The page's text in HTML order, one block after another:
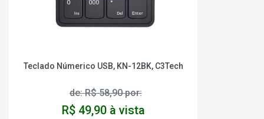
Teclado Númerico USB, KN-12BK, C3Tech
de: R$ 58,90 por:
R$ 49,90 à vista